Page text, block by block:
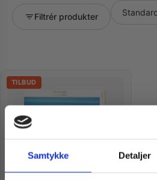
Samtykke Detaljer
Filtrér produkter
TILBUD